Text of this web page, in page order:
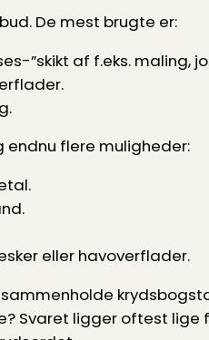
De mest brugte er:
”skikt af f.eks. maling,
flere muligheder:
eller havoverflader.
Svaret ligger oftest lige